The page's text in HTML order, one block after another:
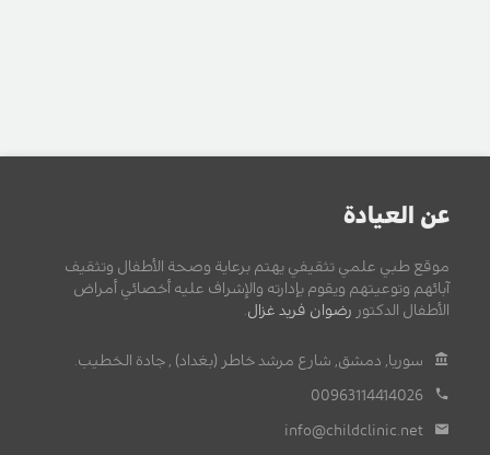
عن العيادة
موقع طبي علمي تثقيفي يهتم برعاية وصحة الأطفال وتثقيف
آبائهم وتوعيتهم ويقوم بإدارته والإشراف عليه أخصائي أمراض
الأطفال الدكتور رضوان فريد غزال
سوريا, دمشق, شارع مرشد خاطر (بغداد) , جادة الخطيب.
00963114414026
info@childclinic.net